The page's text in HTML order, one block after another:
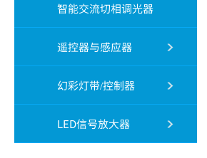
智能交流切相调光器
遥控器与感应器
幻彩灯带/控制器
LED信号放大器